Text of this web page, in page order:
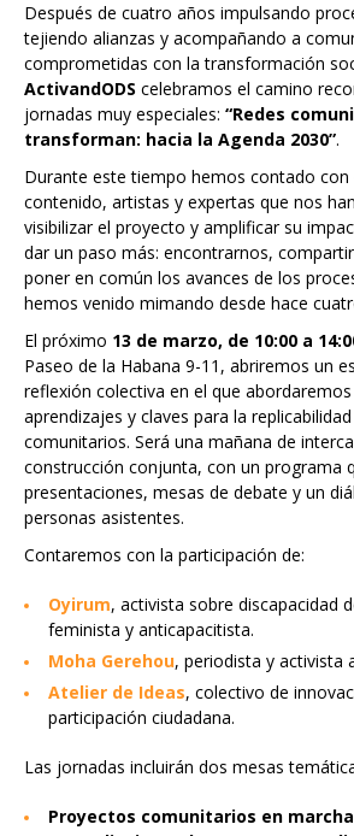
Después de cuatro años impulsando
tejiendo alianzas y acompañando a
comprometidas con la transformación
ActivandODS celebramos el camino
jornadas muy especiales: “Redes
transforman: hacia la Agenda 2030”.
Durante este tiempo hemos contado con
contenido, artistas y expertas que nos
visibilizar el proyecto y amplificar su
dar un paso más: encontrarnos,
poner en común los avances de los
hemos venido mimando desde hace
El próximo 13 de marzo, de 10:00 a
Paseo de la Habana 9-11, abriremos un
reflexión colectiva en el que
aprendizajes y claves para la
comunitarios. Será una mañana de
construcción conjunta, con un programa
presentaciones, mesas de debate y un
personas asistentes.
Contaremos con la participación de:
Oyirum, activista sobre discapacidad
feminista y anticapacitista.
Moha Gerehou, periodista y activista
Atelier de Ideas, colectivo de
participación ciudadana.
Las jornadas incluirán dos mesas
Proyectos comunitarios en